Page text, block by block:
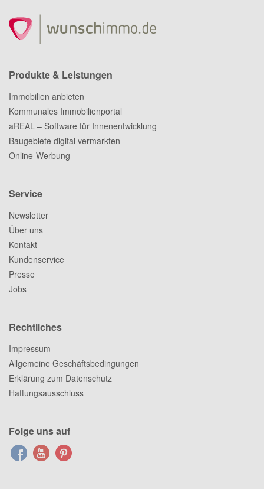
Produkte & Leistungen
Immobilien anbieten
Kommunales Immobilienportal
aREAL – Software für Innenentwicklung
Baugebiete digital vermarkten
Online-Werbung
Service
Newsletter
Über uns
Kontakt
Kundenservice
Presse
Jobs
Rechtliches
Impressum
Allgemeine Geschäftsbedingungen
Erklärung zum Datenschutz
Haftungsausschluss
Folge uns auf